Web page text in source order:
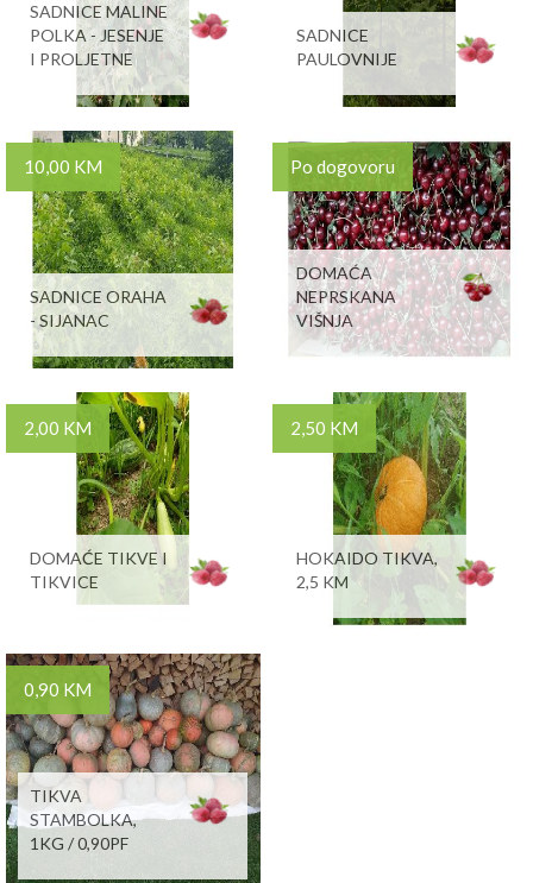
SADNICE MALINE
POLKA - JESENJE
I PROLJETNE
SADNICE
PAULOVNIJE
10,00 KM
SADNICE ORAHA
- SIJANAC
Po dogovoru
DOMAĆA
NEPRSKANA
VIŠNJA
2,00 KM
DOMAĆE TIKVE I
TIKVICE
2,50 KM
HOKAIDO TIKVA,
2,5 KM
0,90 KM
TIKVA
STAMBOLKA,
1KG / 0,90PF